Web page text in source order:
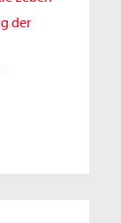
der